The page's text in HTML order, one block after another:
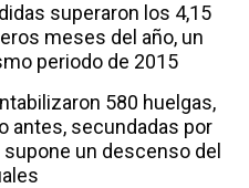
superaron los 4,15
meses del año, un
periodo de 2015
580 huelgas,
antes, secundadas por
un descenso del